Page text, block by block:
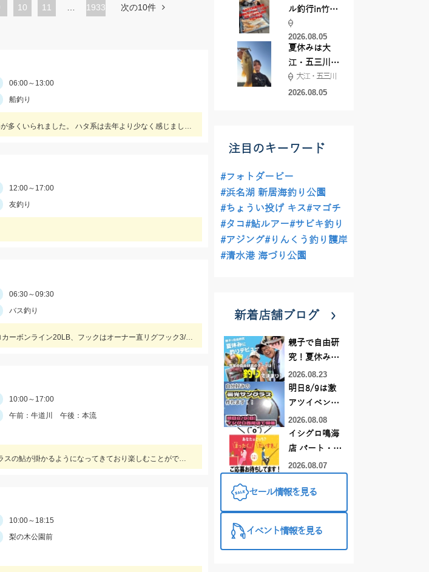
ペ
10
ペ
11 1933 次の10件
06:00～13:00
船釣り
ツリノアジイサキ仕掛け2ｍ仕掛けを使用しました。 イサキ・アジ・カマスの魚影が多くいられました。 ハタ系は去年より少なく感じました。 水深は比較的浅い30ｍ前後の根を狙いました。 イサキは小さい個体が多くその中に大きいのが混じっている印象でした。
12:00～17:00
友釣り
06:30～09:30
バス釣り
ブルフラット3.8インチの7ｇフリーリグでゲット！ラインはツリノ バス用フロロカーボンライン20LB、フックはオーナー直リグフック3/0を使いました♪
10:00～17:00
午前：牛道川 午後：本流
牛道川では活性が高く、２時間で20匹程の釣果もありました。本流でも20ｃｍクラスの鮎が掛かるようになってきており楽しむことができています。
10:00～18:15
梨の木公園前
ル釣行in竹宝
丸様 釣り方で
釣果が激変！
竿頭を取った
パターンと
は？
2026.08.05
夏休みは大
江・五三川で
バスフィッシ
ング♪
大江・五三川
2026.08.05
注目のキーワード
#フォトダービー
#浜名湖 新居海釣り公園
#ちょうい投げ キス#マゴチ
#タコ#鮎ルアー#サビキ釣り
#アジング#りんくう釣り護岸
#清水港 海づり公園
新着店舗ブログ
親子で自由研
究！夏休みに
釣りデビュー
2026.08.23
明日8/9は激
アツイベント
日！！！～オ
ーダー偏光グ
ラス受注会～
2026.08.08
イシグロ鳴海
店 パート・ア
ルバイトスタ
募集中！
2026.08.07
セール情報を見る
イベント情報を見る